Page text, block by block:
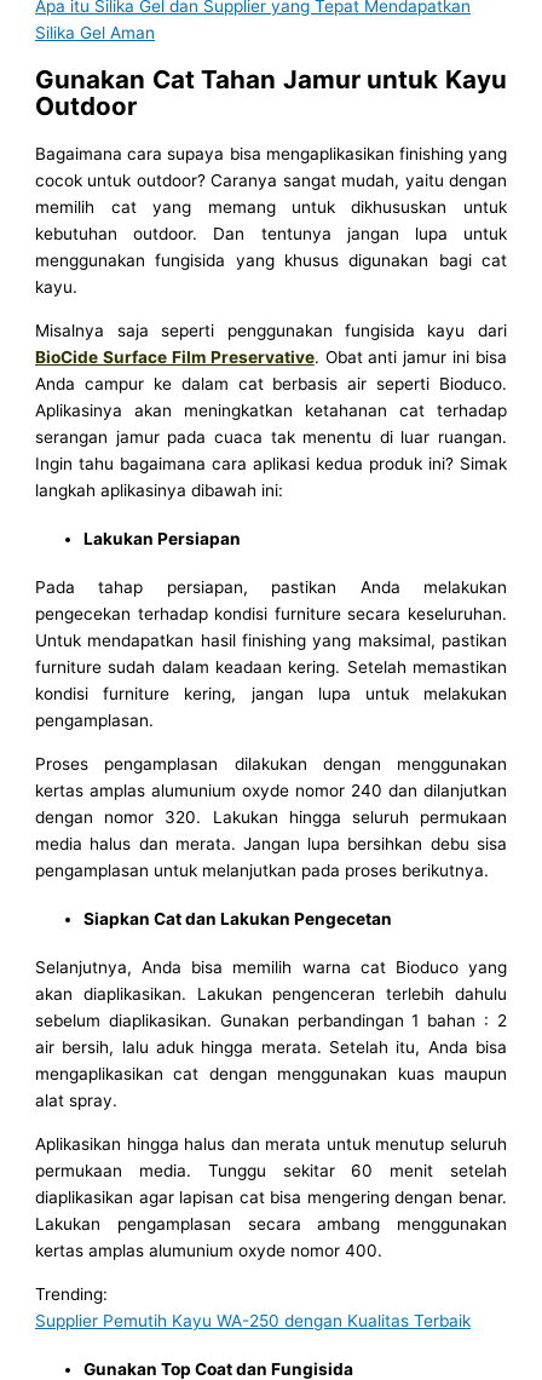
Apa itu Silika Gel dan Supplier yang Tepat Mendapatkan
Silika Gel Aman
Gunakan Cat Tahan Jamur untuk Kayu
Outdoor
Bagaimana cara supaya bisa mengaplikasikan finishing yang
cocok untuk outdoor? Caranya sangat mudah, yaitu dengan
memilih cat yang memang untuk dikhususkan untuk
kebutuhan outdoor. Dan tentunya jangan lupa untuk
menggunakan fungisida yang khusus digunakan bagi cat
kayu.
Misalnya saja seperti penggunakan fungisida kayu dari
BioCide Surface Film Preservative. Obat anti jamur ini bisa
Anda campur ke dalam cat berbasis air seperti Bioduco.
Aplikasinya akan meningkatkan ketahanan cat terhadap
serangan jamur pada cuaca tak menentu di luar ruangan.
Ingin tahu bagaimana cara aplikasi kedua produk ini? Simak
langkah aplikasinya dibawah ini:
Lakukan Persiapan
Pada tahap persiapan, pastikan Anda melakukan
pengecekan terhadap kondisi furniture secara keseluruhan.
Untuk mendapatkan hasil finishing yang maksimal, pastikan
furniture sudah dalam keadaan kering. Setelah memastikan
kondisi furniture kering, jangan lupa untuk melakukan
pengamplasan.
Proses pengamplasan dilakukan dengan menggunakan
kertas amplas alumunium oxyde nomor 240 dan dilanjutkan
dengan nomor 320. Lakukan hingga seluruh permukaan
media halus dan merata. Jangan lupa bersihkan debu sisa
pengamplasan untuk melanjutkan pada proses berikutnya.
Siapkan Cat dan Lakukan Pengecetan
Selanjutnya, Anda bisa memilih warna cat Bioduco yang
akan diaplikasikan. Lakukan pengenceran terlebih dahulu
sebelum diaplikasikan. Gunakan perbandingan 1 bahan : 2
air bersih, lalu aduk hingga merata. Setelah itu, Anda bisa
mengaplikasikan cat dengan menggunakan kuas maupun
alat spray.
Aplikasikan hingga halus dan merata untuk menutup seluruh
permukaan media. Tunggu sekitar 60 menit setelah
diaplikasikan agar lapisan cat bisa mengering dengan benar.
Lakukan pengamplasan secara ambang menggunakan
kertas amplas alumunium oxyde nomor 400.
Trending:
Supplier Pemutih Kayu WA-250 dengan Kualitas Terbaik
Gunakan Top Coat dan Fungisida